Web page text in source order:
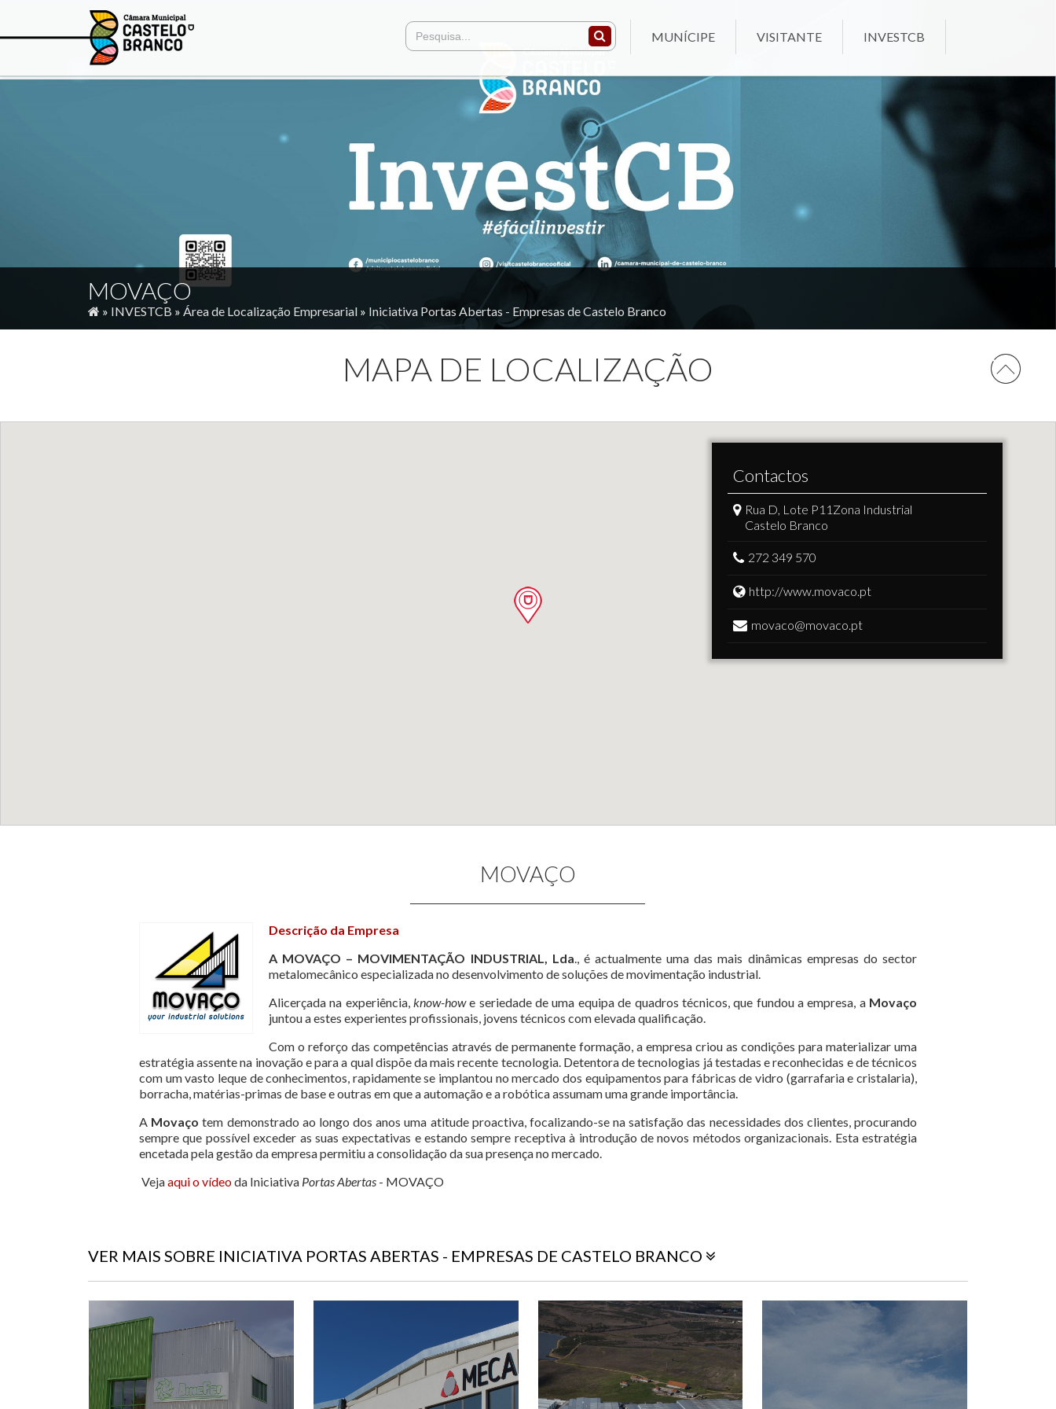
MUNÍCIPE VISITANTE INVESTCB
MOVAÇO
» INVESTCB » Área de Localização Empresarial » Iniciativa Portas Abertas - Empresas de Castelo Branco
MAPA DE LOCALIZAÇÃO
Contactos
Rua D, Lote P11 Zona Industrial
Castelo Branco
272 349 570
http://www.movaco.pt
movaco@movaco.pt
MOVAÇO
Descrição da Empresa
A MOVAÇO – MOVIMENTAÇÃO INDUSTRIAL, Lda ., é actualmente uma das mais dinâmicas empresas do sector
metalomecânico especializada no desenvolvimento de soluções de movimentação industrial.
Alicerçada na experiência, know-howe seriedade de uma equipa de quadros técnicos, que fundou a empresa, a Movaço
juntou a estes experientes profissionais, jovens técnicos com elevada qualificação.
Com o reforço das competências através de permanente formação, a empresa criou as condições para materializar uma
estratégia assente na inovação e para a qual dispõe da mais recente tecnologia. Detentora de tecnologias já testadas e reconhecidas e de técnicos
com um vasto leque de conhecimentos, rapidamente se implantou no mercado dos equipamentos para fábricas de vidro (garrafaria e cristalaria),
borracha, matérias-primas de base e outras em que a automação e a robótica assumam uma grande importância.
A Movaço tem demonstrado ao longo dos anos uma atitude proactiva, focalizando-se na satisfação das necessidades dos clientes, procurando
sempre que possível exceder as suas expectativas e estando sempre receptiva à introdução de novos métodos organizacionais. Esta estratégia
encetada pela gestão da empresa permitiu a consolidação da sua presença no mercado.
Vejaaqui o vídeoda Iniciativa Portas Abertas - MOVAÇO
VER MAIS SOBRE INICIATIVA PORTAS ABERTAS - EMPRESAS DE CASTELO BRANCO